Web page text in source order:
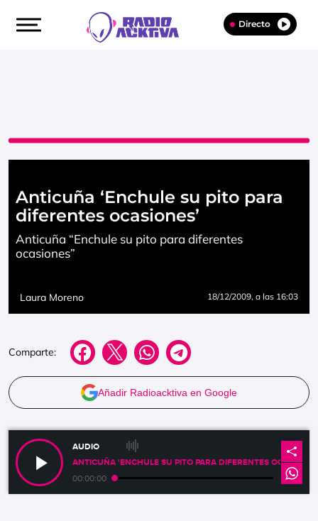
Directo
Anticuña ‘Enchule su pito para
diferentes ocasiones’
Anticuña “Enchule su pito para diferentes
ocasiones”
Laura Moreno 18/12/2009, a las 16:03
Comparte:
Añadir Radioacktiva en Google
AUDIO
ANTICUÑA 'ENCHULE SU PITO PARA DIFERENTES
00:00:00